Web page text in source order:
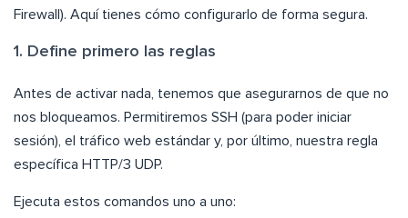
Firewall). Aquí tienes cómo configurarlo de forma segura.
1. Define primero las reglas
Antes de activar nada, tenemos que asegurarnos de que no
nos bloqueamos. Permitiremos SSH (para poder iniciar
sesión), el tráfico web estándar y, por último, nuestra regla
específica HTTP/3 UDP.
Ejecuta estos comandos uno a uno: